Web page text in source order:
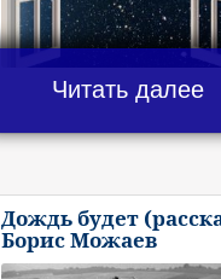
Читать далее
Дождь будет
Борис Можаев